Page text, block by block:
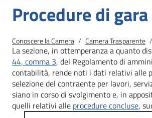
Procedure di
Briciole di pane
Conoscere la Camera Camera Trasparente
La sezione, in ottemperanza a quanto
44, comma 3, del Regolamento di
contabilità, rende noti i dati relativi alle
selezione del contraente per lavori,
siano in corso di svolgimento e, in
quelli relativi alle procedure concluse,